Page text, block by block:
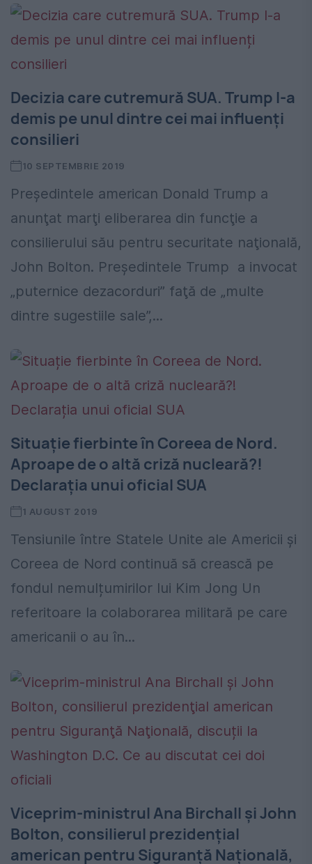
Decizia care cutremură SUA. Trump l-a
demis pe unul dintre cei mai influenți
consilieri
10 SEPTEMBRIE 2019
Preşedintele american Donald Trump a
anunţat marţi eliberarea din funcţie a
consilierului său pentru securitate naţională,
John Bolton. Președintele Trump a invocat
„puternice dezacorduri” faţă de „multe
dintre sugestiile sale”,...
Situație fierbinte în Coreea de Nord.
Aproape de o altă criză nucleară?!
Declarația unui oficial SUA
1 AUGUST 2019
Tensiunile între Statele Unite ale Americii și
Coreea de Nord continuă să crească pe
fondul nemulțumirilor lui Kim Jong Un
referitoare la colaborarea militară pe care
americanii o au în...
Viceprim-ministrul Ana Birchall și John
Bolton, consilierul prezidenţial
american pentru Siguranţă Naţională,